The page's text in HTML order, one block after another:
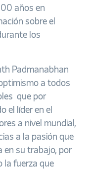
años en
sobre el
los
Padmanabhan
a todos
que por
el líder en el
a nivel mundial,
a la pasión que
en su trabajo, por
la fuerza que